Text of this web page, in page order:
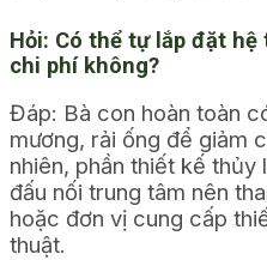
Hỏi: Có thể tự lắp đặt
chi phí không?
Đáp: Bà con hoàn toàn
mương, rải ống để giảm
nhiên, phần thiết kế
đấu nối trung tâm nên
hoặc đơn vị cung cấp
thuật.